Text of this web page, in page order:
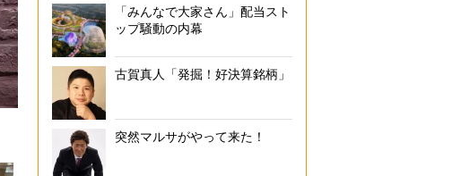
「応援する人を応援する」タワーレコードでは、推し活グッズも多
「みんなで大家さん」配当スト
ップ騒動の内幕
古賀真人「発掘！好決算銘柄」
突然マルサがやって来た！